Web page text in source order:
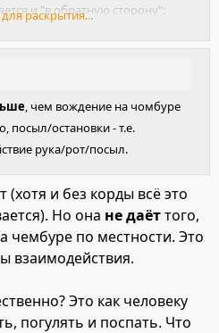
и "в обратную сторону":
за старшего. Привыкает
себя в безопасности - "как
жизнь. Как при обучении
дурных и чересчур
лапы во взрослом возрасте.
раскрытия...
, чем вождение на чомбуре
посыл/остановки - т.е.
рука/рот/посыл.
(хотя и без корды всё это
Но она не даёттого,
чембуре по местности. Это
взаимодействия.
Это как человеку
погулять и поспать. Что